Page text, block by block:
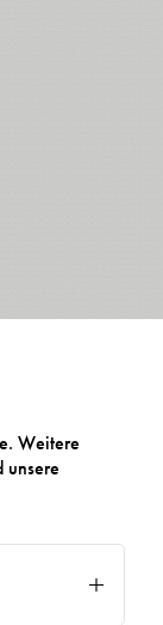
Weitere
unsere